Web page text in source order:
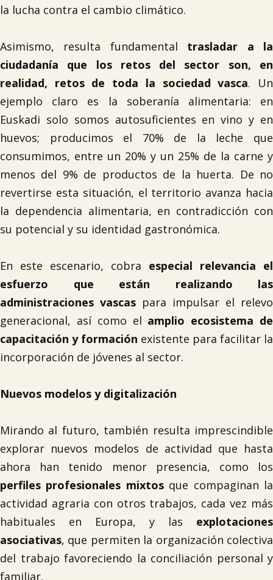

la lucha contra el cambio climático.
Asimismo, resulta fundamental trasladar a la
ciudadanía que los retos del sector son, en
realidad, retos de toda la sociedad vasca. Un
ejemplo claro es la soberanía alimentaria: en
Euskadi solo somos autosuficientes en vino y en
huevos; producimos el 70% de la leche que
consumimos, entre un 20% y un 25% de la carne y
menos del 9% de productos de la huerta. De no
revertirse esta situación, el territorio avanza hacia
la dependencia alimentaria, en contradicción con
su potencial y su identidad gastronómica.
En este escenario, cobra especial relevancia el
esfuerzo que están realizando las
administraciones vascas para impulsar el relevo
generacional, así como el amplio ecosistema de
capacitación y formación existente para facilitar la
incorporación de jóvenes al sector.
Nuevos modelos y digitalización
Mirando al futuro, también resulta imprescindible
explorar nuevos modelos de actividad que hasta
ahora han tenido menor presencia, como los
perfiles profesionales mixtosque compaginan la
actividad agraria con otros trabajos, cada vez más
habituales en Europa, y las explotaciones
asociativas, que permiten la organización colectiva
del trabajo favoreciendo la conciliación personal y
familiar.